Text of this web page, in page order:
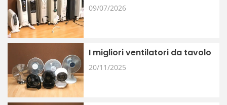
09/07/2026
I migliori ventilatori da tavolo
20/11/2025